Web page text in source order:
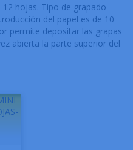
hojas. Tipo de grapado
del papel es de 10
permite depositar las grapas
abierta la parte superior del